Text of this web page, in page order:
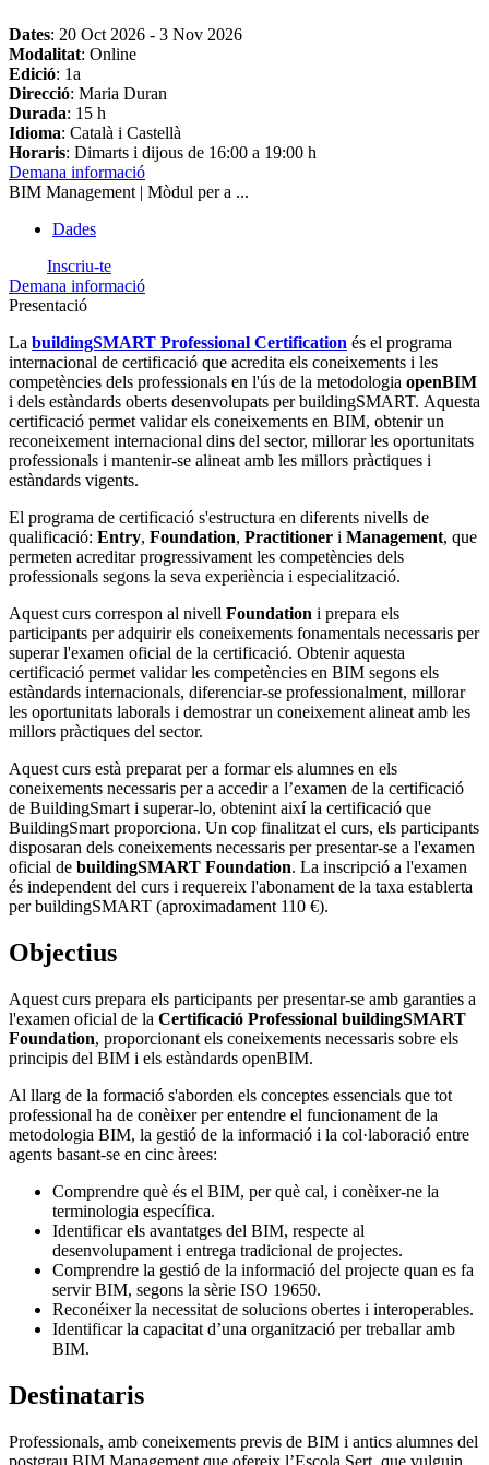
Dates: 20 Oct 2026 - 3 Nov 2026
Modalitat: Online
Edició: 1a
Direcció: Maria Duran
Durada: 15 h
Idioma: Català i Castellà
Horaris: Dimarts i dijous de 16:00 a 19:00 h
Demana informació
BIM Management | Mòdul per a ...
Dades
Inscriu-te
Demana informació
Presentació
La buildingSMART Professional Certification és el programa
internacional de certificació que acredita els coneixements i les
competències dels professionals en l'ús de la metodologia openBIM
i dels estàndards oberts desenvolupats per buildingSMART. Aquesta
certificació permet validar els coneixements en BIM, obtenir un
reconeixement internacional dins del sector, millorar les oportunitats
professionals i mantenir-se alineat amb les millors pràctiques i
estàndards vigents.
El programa de certificació s'estructura en diferents nivells de
qualificació: Entry, Foundation, Practitioner i Management, que
permeten acreditar progressivament les competències dels
professionals segons la seva experiència i especialització.
Aquest curs correspon al nivell Foundation i prepara els
participants per adquirir els coneixements fonamentals necessaris per
superar l'examen oficial de la certificació. Obtenir aquesta
certificació permet validar les competències en BIM segons els
estàndards internacionals, diferenciar-se professionalment, millorar
les oportunitats laborals i demostrar un coneixement alineat amb les
millors pràctiques del sector.
Aquest curs està preparat per a formar els alumnes en els
coneixements necessaris per a accedir a l’examen de la certificació
de BuildingSmart i superar-lo, obtenint així la certificació que
BuildingSmart proporciona. Un cop finalitzat el curs, els participants
disposaran dels coneixements necessaris per presentar-se a l'examen
oficial de buildingSMART Foundation. La inscripció a l'examen
és independent del curs i requereix l'abonament de la taxa establerta
per buildingSMART (aproximadament 110 €).
Objectius
Aquest curs prepara els participants per presentar-se amb garanties a
l'examen oficial de la Certificació Professional buildingSMART
Foundation, proporcionant els coneixements necessaris sobre els
principis del BIM i els estàndards openBIM.
Al llarg de la formació s'aborden els conceptes essencials que tot
professional ha de conèixer per entendre el funcionament de la
metodologia BIM, la gestió de la informació i la col·laboració entre
agents basant-se en cinc àrees:
Comprendre què és el BIM, per què cal, i conèixer-ne la
terminologia específica.
Identificar els avantatges del BIM, respecte al
desenvolupament i entrega tradicional de projectes.
Comprendre la gestió de la informació del projecte quan es fa
servir BIM, segons la sèrie ISO 19650.
Reconéixer la necessitat de solucions obertes i interoperables.
Identificar la capacitat d’una organització per treballar amb
BIM.
Destinataris
Professionals, amb coneixements previs de BIM i antics alumnes del
postgrau BIM Management que ofereix l’Escola Sert, que vulguin